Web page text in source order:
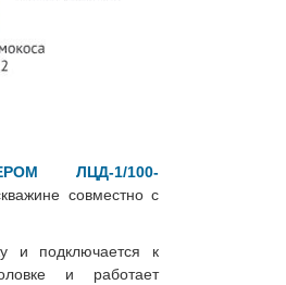
ЛЦД-1/100-
совместно с
и подключается к
и работает